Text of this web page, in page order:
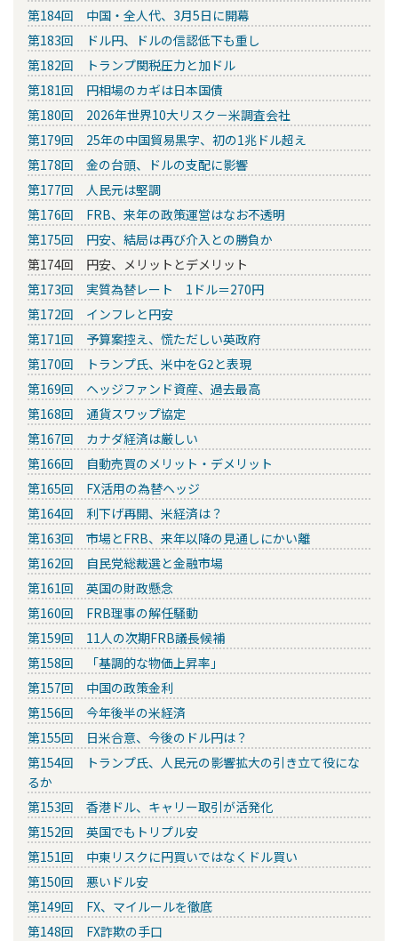
第184回 中国・全人代、3月5日に開幕
第183回 ドル円、ドルの信認低下も重し
第182回 トランプ関税圧力と加ドル
第181回 円相場のカギは日本国債
第180回 2026年世界10大リスク－米調査会社
第179回 25年の中国貿易黒字、初の1兆ドル超え
第178回 金の台頭、ドルの支配に影響
第177回 人民元は堅調
第176回 FRB、来年の政策運営はなお不透明
第175回 円安、結局は再び介入との勝負か
第174回 円安、メリットとデメリット
第173回 実質為替レート 1ドル＝270円
第172回 インフレと円安
第171回 予算案控え、慌ただしい英政府
第170回 トランプ氏、米中をG2と表現
第169回 ヘッジファンド資産、過去最高
第168回 通貨スワップ協定
第167回 カナダ経済は厳しい
第166回 自動売買のメリット・デメリット
第165回 FX活用の為替ヘッジ
第164回 利下げ再開、米経済は？
第163回 市場とFRB、来年以降の見通しにかい離
第162回 自民党総裁選と金融市場
第161回 英国の財政懸念
第160回 FRB理事の解任騒動
第159回 11人の次期FRB議長候補
第158回 「基調的な物価上昇率」
第157回 中国の政策金利
第156回 今年後半の米経済
第155回 日米合意、今後のドル円は？
第154回 トランプ氏、人民元の影響拡大の引き立て役にな
るか
第153回 香港ドル、キャリー取引が活発化
第152回 英国でもトリプル安
第151回 中東リスクに円買いではなくドル買い
第150回 悪いドル安
第149回 FX、マイルールを徹底
第148回 FX詐欺の手口